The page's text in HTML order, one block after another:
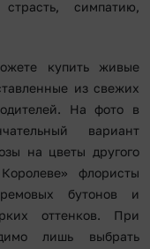
симпатию,
купить живые
из свежих
На фото в
вариант
на цветы другого
флористы
бутонов и
оттенков. При
лишь выбрать